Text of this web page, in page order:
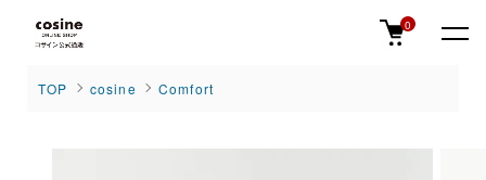
0
TOP cosine Comfort